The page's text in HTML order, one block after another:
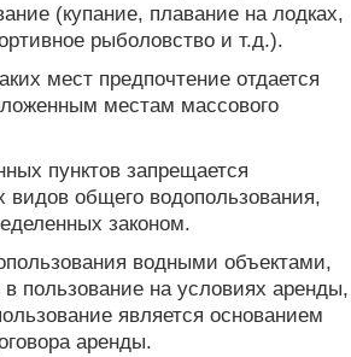
(купание, плавание на лодках,
рыболовство и т.д.).
мест предпочтение отдается
местам массового
пунктов запрещается
видов общего водопользования,
законом.
водными объектами,
пользование на условиях аренды,
является основанием
аренды.